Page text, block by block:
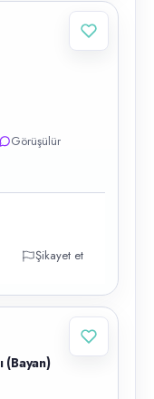
Görüşülür
Şikayet et
(Bayan)